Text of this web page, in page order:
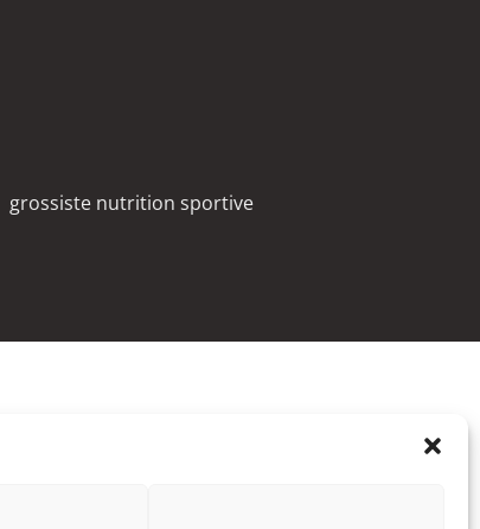
grossiste nutrition sportive